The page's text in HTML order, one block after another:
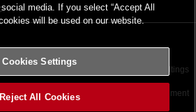
サイトポリシー Cookies Settings
©2026 Konami Digital Entertainment
media. If you select “Accept All
will be used on our website.
Cookies Settings
Reject All Cookies